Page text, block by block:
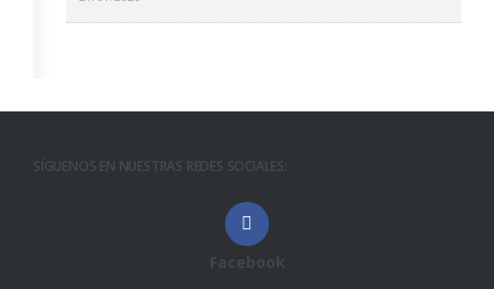
SÍGUENOS EN NUESTRAS REDES SOCIALES:
Facebook